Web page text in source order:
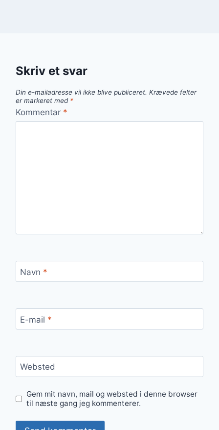
Skriv et svar
Din e-mailadresse vil ikke blive publiceret. Krævede felter
er markeret med *
Kommentar *
Navn *
E-mail *
Websted
Gem mit navn, mail og websted i denne browser
til næste gang jeg kommenterer.